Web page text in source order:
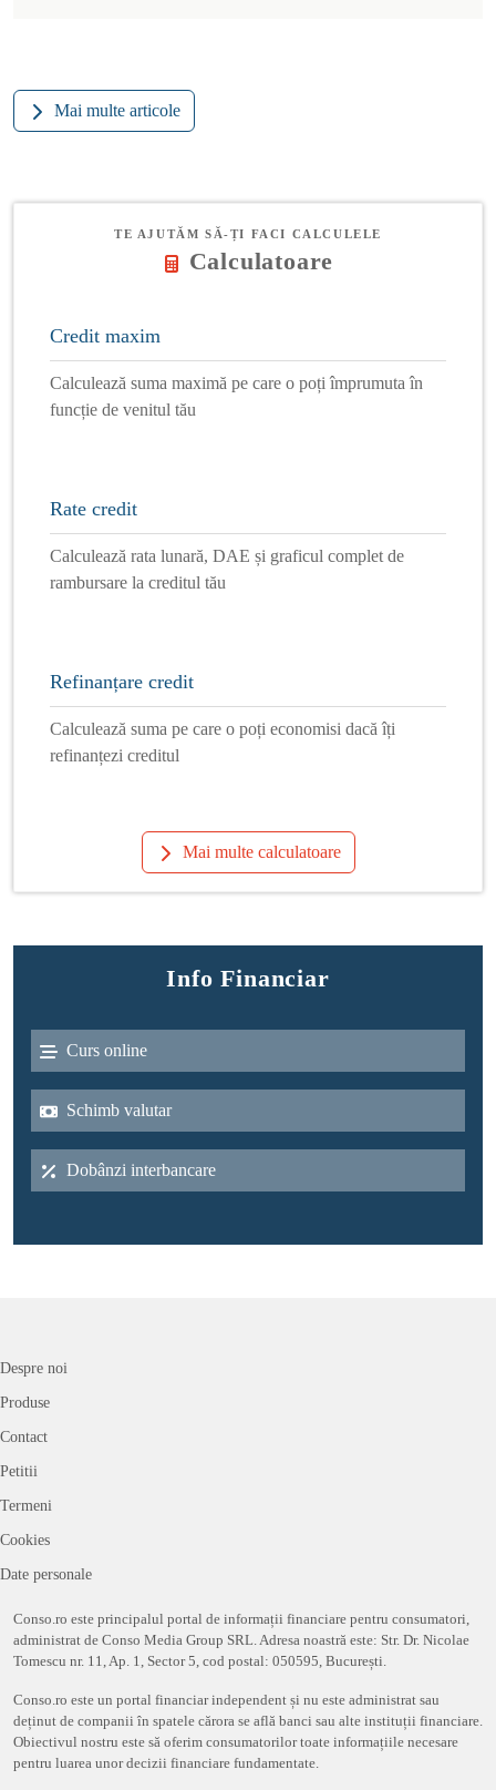
Mai multe articole
TE AJUTĂM SĂ-ȚI FACI CALCULELE
Calculatoare
Credit maxim
Calculează suma maximă pe care o poți împrumuta în
funcție de venitul tău
Rate credit
Calculează rata lunară, DAE și graficul complet de
rambursare la creditul tău
Refinanțare credit
Calculează suma pe care o poți economisi dacă îți
refinanțezi creditul
Mai multe calculatoare
Info Financiar
Curs online
Schimb valutar
Dobânzi interbancare
Despre noi
Produse
Contact
Petitii
Termeni
Cookies
Date personale
Conso.ro este principalul portal de informații financiare pentru consumatori,
administrat de Conso Media Group SRL. Adresa noastră este: Str. Dr. Nicolae
Tomescu nr. 11, Ap. 1, Sector 5, cod postal: 050595, București.
Conso.ro este un portal financiar independent și nu este administrat sau
deținut de companii în spatele cărora se află banci sau alte instituții financiare.
Obiectivul nostru este să oferim consumatorilor toate informațiile necesare
pentru luarea unor decizii financiare fundamentate.